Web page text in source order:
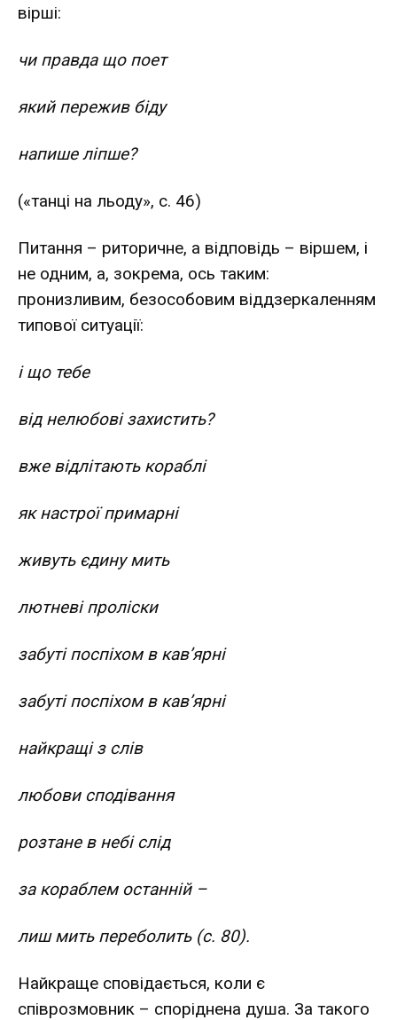
вірші:
чи правда що поет
який пережив біду
напише ліпше?
(«танці на льоду», с. 46)
Питання – риторичне, а відповідь – віршем, і
не одним, а, зокрема, ось таким:
пронизливим, безособовим віддзеркаленням
типової ситуації:
і що тебе
від нелюбові захистить?
вже відлітають кораблі
як настрої примарні
живуть єдину мить
лютневі проліски
забуті поспіхом в кав’ярні
забуті поспіхом в кав’ярні
найкращі з слів
любови сподівання
розтане в небі слід
за кораблем останній –
лиш мить переболить (с. 80).
Найкраще сповідається, коли є
співрозмовник – споріднена душа. За такого